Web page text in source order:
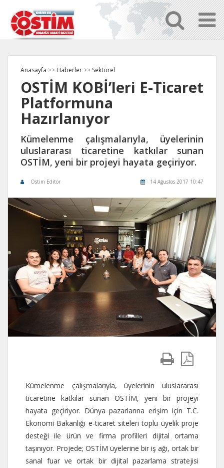
Anasayfa >> Haberler >> Sektörel
OSTİM KOBİ’leri E-Ticaret
Platformuna
Hazırlanıyor
Kümelenme çalışmalarıyla, üyelerinin
uluslararası ticaretine katkılar sunan
OSTİM, yeni bir projeyi hayata geçiriyor.
Ostim Editör 14 Ağustos 2017 10:47
Kümelenme çalışmalarıyla, üyelerinin uluslararası
ticaretine katkılar sunan OSTİM, yeni bir projeyi
hayata geçiriyor. Dünya pazarlarına erişim için T.C.
Ekonomi Bakanlığı e-ticaret siteleri toplu üyelik proje
desteği ile ürün ve firma profilleri dijital ortama
taşınıyor. Projede; OSTİM üyelerine bir iş ağı, ortak bir
sanal fuar ve ortak bir dijital pazarlama stratejisi